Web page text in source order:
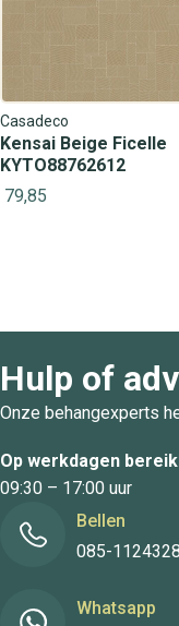
Casadeco
Kensai Beige Ficelle
KYTO88762612
79,85
Hulp of
Onze behangexperts
Op werkdagen
09:30 – 17:00 uur
Bellen
085-1124328
Whatsapp